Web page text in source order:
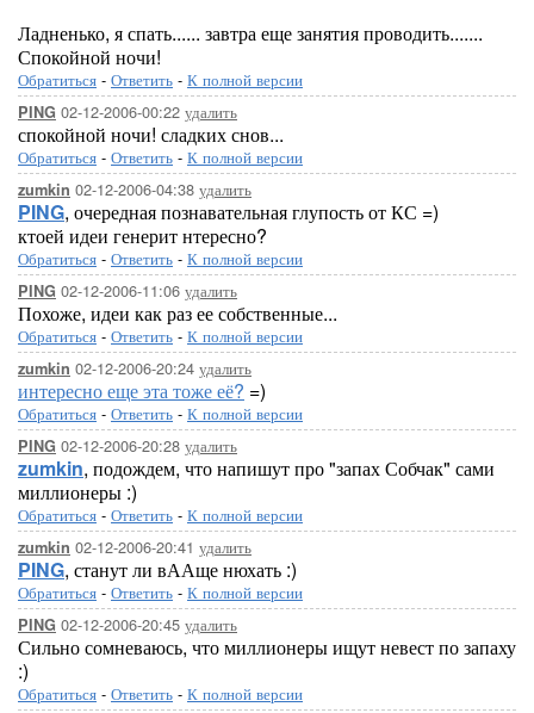
Ладненько, я спать...... завтра еще занятия проводить.......
Спокойной ночи!
Обратиться - Ответить - К полной версии
PING 02-12-2006-00:22 удалить
спокойной ночи! сладких снов...
Обратиться - Ответить - К полной версии
zumkin 02-12-2006-04:38 удалить
PING, очередная познавательная глупость от КС =)
ктоей идеи генерит нтересно?
Обратиться - Ответить - К полной версии
PING 02-12-2006-11:06 удалить
Похоже, идеи как раз ее собственные...
Обратиться - Ответить - К полной версии
zumkin 02-12-2006-20:24 удалить
интересно еще эта тоже её? =)
Обратиться - Ответить - К полной версии
PING 02-12-2006-20:28 удалить
zumkin, подождем, что напишут про "запах Собчак" сами
миллионеры :)
Обратиться - Ответить - К полной версии
zumkin 02-12-2006-20:41 удалить
PING, станут ли вААще нюхать :)
Обратиться - Ответить - К полной версии
PING 02-12-2006-20:45 удалить
Сильно сомневаюсь, что миллионеры ищут невест по запаху
:)
Обратиться - Ответить - К полной версии